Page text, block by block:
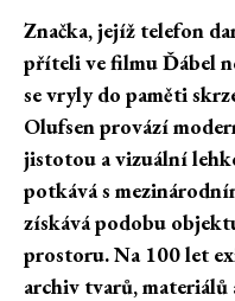
Značka, jejíž telefon
příteli ve filmu Ďábel
se vryly do paměti
Olufsen provází
jistotou a vizuální
potkává s
získává podobu
prostoru. Na 100 let
archiv tvarů, materiálů